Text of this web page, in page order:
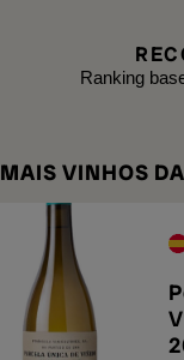
Ranking
MAIS VINHOS